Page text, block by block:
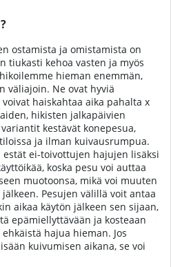
ostamista ja omistamista on
tiukasti kehoa vasten ja myös
hieman enemmän,
väliajoin. Ne ovat hyviä
haiskahtaa aika pahalta x
hikisten jalkapäivien
kestävät konepesua,
ja ilman kuivausrumpua.
estät ei-toivottujen hajujen lisäksi
koska pesu voi auttaa
muotoonsa, mikä voi muuten
Pesujen välillä voit antaa
aikaa käytön jälkeen sen sijaan,
epämiellyttävään ja kosteaan
hajua hieman. Jos
kuivumisen aikana, se voi